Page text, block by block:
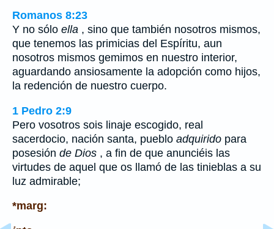
Romanos 8:23
Y no sólo ella , sino que también nosotros mismos,
que tenemos las primicias del Espíritu, aun
nosotros mismos gemimos en nuestro interior,
aguardando ansiosamente la adopción como hijos,
la redención de nuestro cuerpo.
1 Pedro 2:9
Pero vosotros sois linaje escogido, real
sacerdocio, nación santa, pueblo adquirido para
posesión de Dios , a fin de que anunciéis las
virtudes de aquel que os llamó de las tinieblas a su
luz admirable;
*marg: